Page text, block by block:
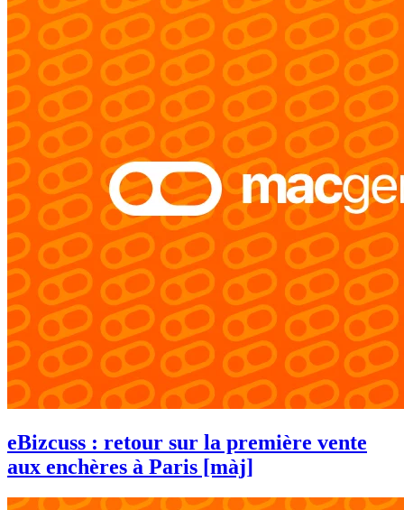
eBizcuss : retour sur la première vente
aux enchères à Paris [màj]